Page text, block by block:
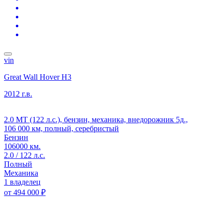
vin
Great Wall Hover H3
2012 г.в.
2.0 MT (122 л.с.), бензин, механика, внедорожник 5д.,
106 000 км, полный, серебристый
Бензин
106000 км.
2.0 / 122 л.с.
Полный
Механика
1 владелец
от 494 000 ₽